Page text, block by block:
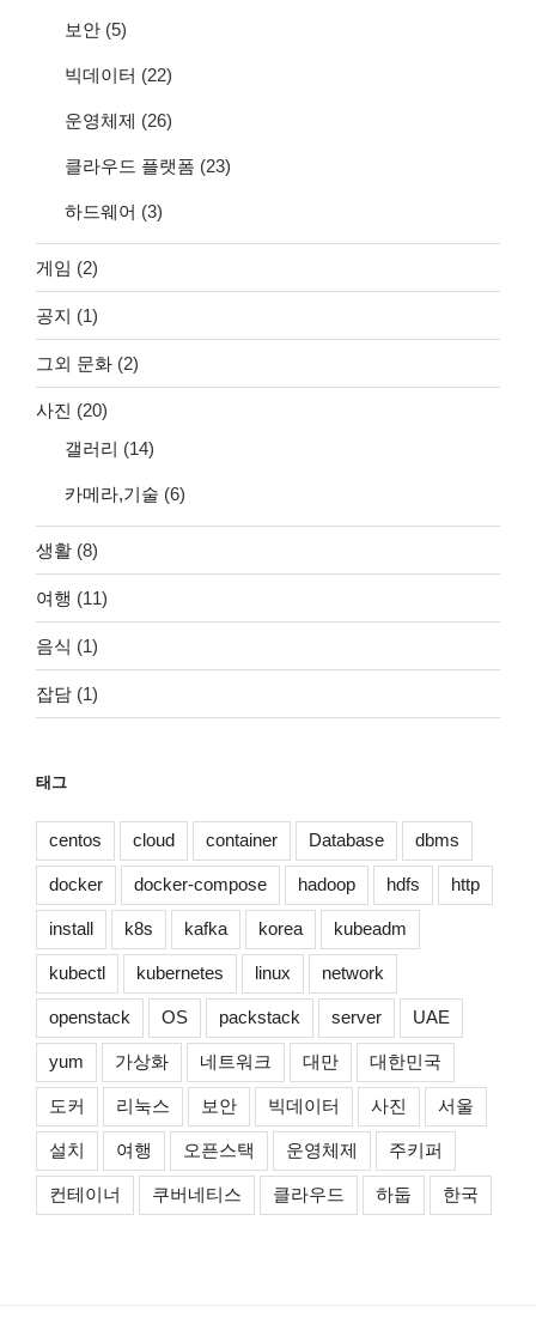
보안 (5)
빅데이터 (22)
운영체제 (26)
클라우드 플랫폼 (23)
하드웨어 (3)
게임 (2)
공지 (1)
그외 문화 (2)
사진 (20)
갤러리 (14)
카메라,기술 (6)
생활 (8)
여행 (11)
음식 (1)
잡담 (1)
태그
centos cloud container Database dbms
docker docker-compose hadoop hdfs http
install k8s kafka korea kubeadm
kubectl kubernetes linux network
openstack OS packstack server UAE
yum 가상화 네트워크 대만 대한민국
도커 리눅스 보안 빅데이터 사진 서울
설치 여행 오픈스택 운영체제 주키퍼
컨테이너 쿠버네티스 클라우드 하둡 한국